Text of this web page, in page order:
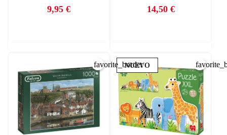
Precio
9,95 € Precio
14,50 €
favorite_border
NUEVO
CREAR LISTA DE DESEOS
Nombre de la lista de deseos
INICIAR SESIÓN
Debe iniciar sesión para guardar productos en su lista de deseos.